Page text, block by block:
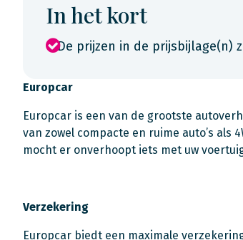
In het kort
De prijzen in de prijsbijlage(n)
Europcar
Europcar is een van de grootste
van zowel compacte en ruime auto’s als
mocht er onverhoopt iets met uw
Verzekering
Europcar biedt een maximale